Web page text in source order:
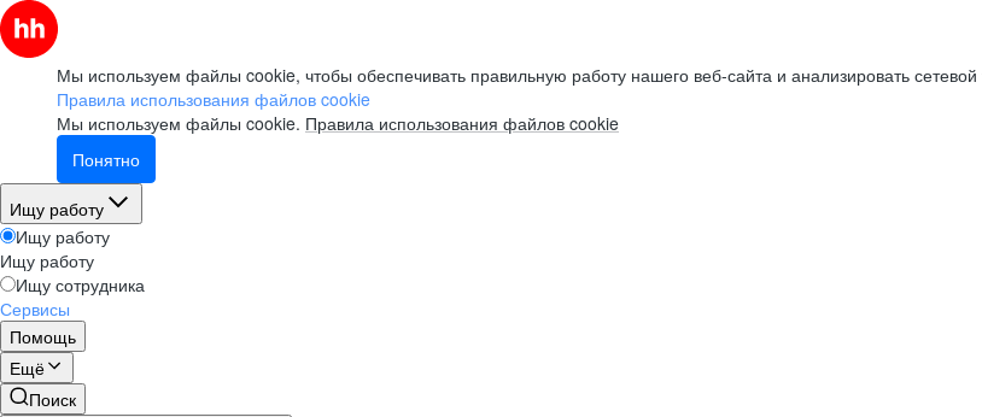
Мы используем файлы cookie, чтобы обеспечивать правильную работу нашего веб-сайта и анализировать
Правила использования файлов cookie
Мы используем файлы cookie. Правила использования файлов cookie
Понятно
Ищу работу
Ищу работу
Ищу работу
Ищу сотрудника
Сервисы
Помощь
Ещё
Поиск